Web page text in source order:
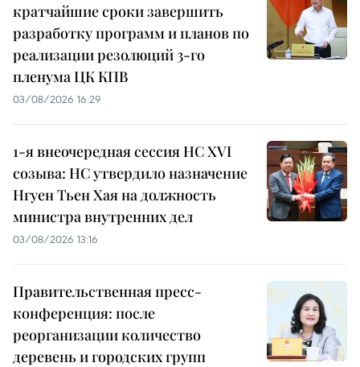
кратчайшие сроки завершить
разработку программ и планов по
реализации резолюций 3-го
пленума ЦК КПВ
03/08/2026 16:29
1-я внеочередная сессия НС XVI
созыва: НС утвердило назначение
Нгуен Тьен Хая на должность
министра внутренних дел
03/08/2026 13:16
Правительственная пресс-
конференция: после
реорганизации количество
деревень и городских групп